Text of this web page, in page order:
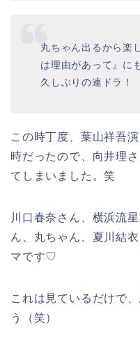
丸ちゃん出るから楽
は理由があって』に
久しぶりの連ドラ！
この時丁度、葉山祥吾
時だったので、向井理
てしまいました。笑
川口春奈さん、横浜流
ん、丸ちゃん、夏川結
マです♡
これは見ているだけで
う（笑）